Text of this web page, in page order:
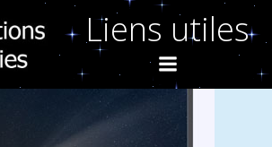
Aller
au
contenu
Liens utiles